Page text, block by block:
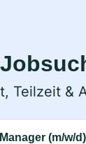
Teilzeit &
(m/w/d)